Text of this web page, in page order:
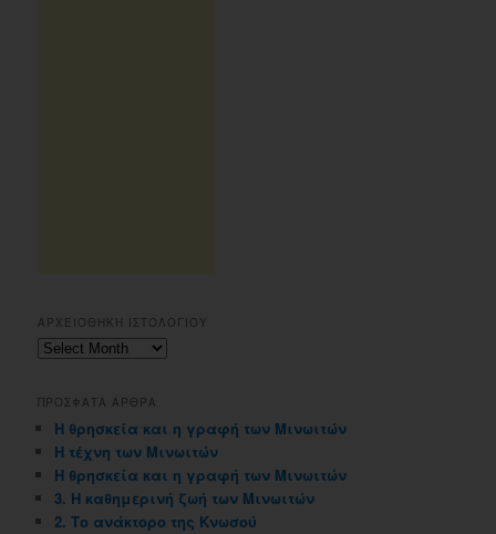
ΑΡΧΕΙΟΘΗΚΗ ΙΣΤΟΛΟΓΙΟΥ
Αρχειοθηκη
ΠΡΟΣΦΑΤΑ ΑΡΘΡΑ
Η θρησκεία και η γραφή των Μινωιτών
Η τέχνη των Μινωιτών
Η θρησκεία και η γραφή των Μινωιτών
3. Η καθημερινή ζωή των Μινωιτών
2. Το ανάκτορο της Κνωσού